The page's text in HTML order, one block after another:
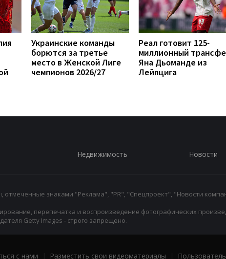
Украинские команды
борются за третье
место в Женской Лиге
чемпионов 2026/27
Реал готовит 125-
миллионный
Яна Дьоманде из
Лейпцига
Недвижимость Новости
отмеченные знаками "Реклама", "PR", "Спецпроект", "Новости
перепечатка и воспроизведение фотографических
Getty Images - строго запрещено.
с нами | Разместить свои видеоматериалы |